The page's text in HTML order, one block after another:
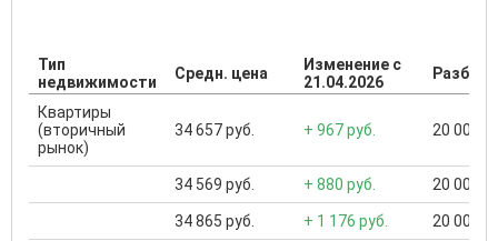
Тип
недвижимости
Средн. цена
Изменение с
21.04.2026
Квартиры
(вторичный
рынок)
34 657 руб. + 967 руб. 20 000
34 569 руб. + 880 руб. 20 000
34 865 руб. + 1 176 руб. 20 000